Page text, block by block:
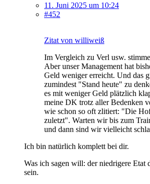
11. Juni 2025 um 10:24
#452
Zitat von williweiß
Im Vergleich zu Verl usw.
Aber unser Management hat
Geld weniger erreicht. Und das
zumindest "Stand heute" zu
es mit weniger Geld plätzlich
meine DK trotz aller Bedenken
wie schon so oft zlitiert: "Die
zuletzt". Warten wir bis zum
und dann sind wir vielleicht
Ich bin natürlich komplett bei dir.
Was ich sagen will: der niedrigere Etat
sein.